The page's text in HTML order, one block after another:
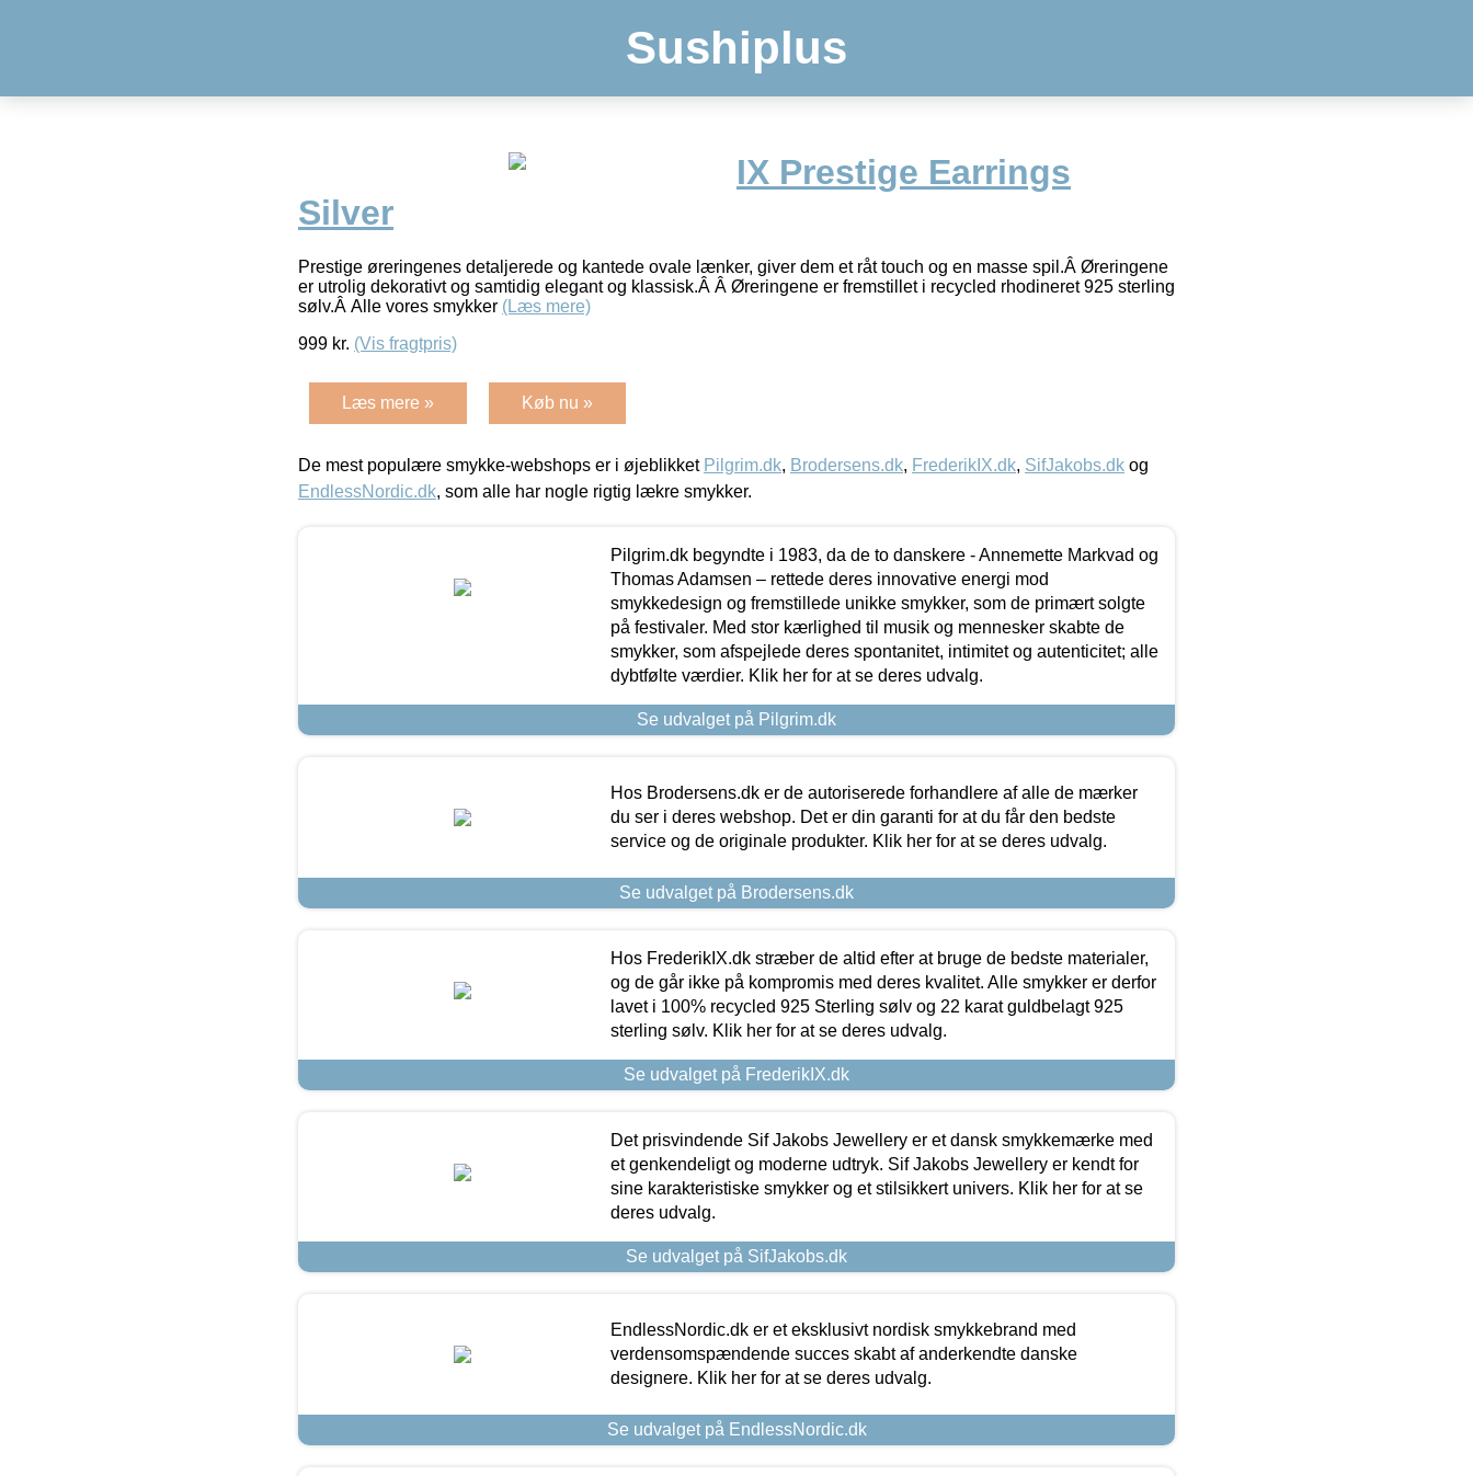
Sushiplus
IX Prestige Earrings
Silver
Prestige øreringenes detaljerede og kantede ovale lænker, giver dem et råt touch og en masse spil.Â Øreringene
er utrolig dekorativt og samtidig elegant og klassisk.Â Â Øreringene er fremstillet i recycled rhodineret 925 sterling
sølv.Â Alle vores smykker (Læs mere)
999 kr. (Vis fragtpris)
Læs mere » Køb nu »
De mest populære smykke-webshops er i øjeblikket Pilgrim.dk, Brodersens.dk, FrederikIX.dk, SifJakobs.dk og
EndlessNordic.dk, som alle har nogle rigtig lækre smykker.
Pilgrim.dk begyndte i 1983, da de to danskere - Annemette Markvad og
Thomas Adamsen – rettede deres innovative energi mod
smykkedesign og fremstillede unikke smykker, som de primært solgte
på festivaler. Med stor kærlighed til musik og mennesker skabte de
smykker, som afspejlede deres spontanitet, intimitet og autenticitet; alle
dybtfølte værdier. Klik her for at se deres udvalg.
Se udvalget på Pilgrim.dk
Hos Brodersens.dk er de autoriserede forhandlere af alle de mærker
du ser i deres webshop. Det er din garanti for at du får den bedste
service og de originale produkter. Klik her for at se deres udvalg.
Se udvalget på Brodersens.dk
Hos FrederikIX.dk stræber de altid efter at bruge de bedste materialer,
og de går ikke på kompromis med deres kvalitet. Alle smykker er derfor
lavet i 100% recycled 925 Sterling sølv og 22 karat guldbelagt 925
sterling sølv. Klik her for at se deres udvalg.
Se udvalget på FrederikIX.dk
Det prisvindende Sif Jakobs Jewellery er et dansk smykkemærke med
et genkendeligt og moderne udtryk. Sif Jakobs Jewellery er kendt for
sine karakteristiske smykker og et stilsikkert univers. Klik her for at se
deres udvalg.
Se udvalget på SifJakobs.dk
EndlessNordic.dk er et eksklusivt nordisk smykkebrand med
verdensomspændende succes skabt af anderkendte danske
designere. Klik her for at se deres udvalg.
Se udvalget på EndlessNordic.dk